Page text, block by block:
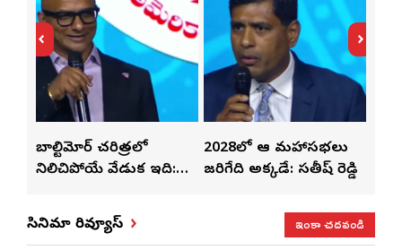
బాల్టిమోర్ చరిత్రలో
నిలిచిపోయే వేడుక ఇది:
2028లో ఆటా మహాసభలు
జరిగేది అక్కడే: సతీష్ రెడ్డి
సినిమా రివ్యూస్ ఇంకా చదవండి